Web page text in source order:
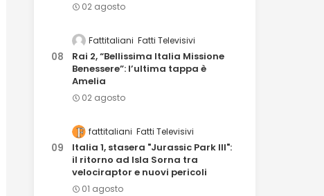
02 agosto
Fattitaliani Fatti Televisivi
Rai 2, “Bellissima Italia Missione
Benessere”: l’ultima tappa è
Amelia
02 agosto
fattitaliani Fatti Televisivi
Italia 1, stasera "Jurassic Park III":
il ritorno ad Isla Sorna tra
velociraptor e nuovi pericoli
01 agosto